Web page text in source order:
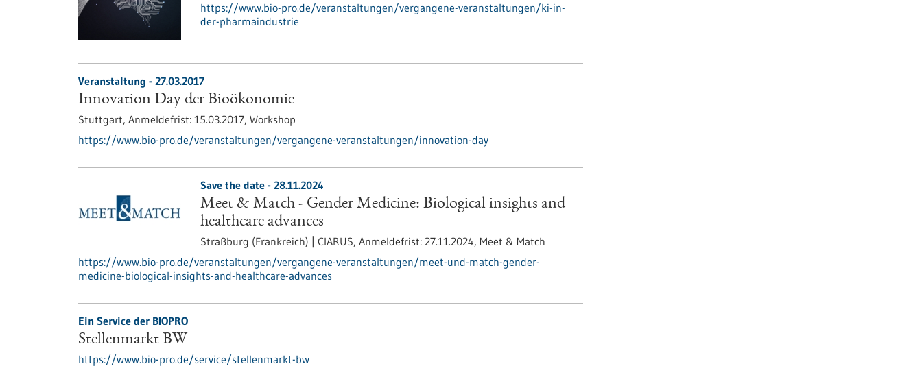
https://www.bio-pro.de/veranstaltungen/vergangene-veranstaltungen/ki-in-
der-pharmaindustrie
Veranstaltung - 27.03.2017
Innovation Day der Bioökonomie
Stuttgart, Anmeldefrist: 15.03.2017, Workshop
https://www.bio-pro.de/veranstaltungen/vergangene-veranstaltungen/innovation-day
Save the date - 28.11.2024
Meet & Match - Gender Medicine: Biological insights and
healthcare advances
Straßburg (Frankreich) | CIARUS, Anmeldefrist: 27.11.2024, Meet & Match
https://www.bio-pro.de/veranstaltungen/vergangene-veranstaltungen/meet-und-match-gender-
medicine-biological-insights-and-healthcare-advances
Ein Service der BIOPRO
Stellenmarkt BW
https://www.bio-pro.de/service/stellenmarkt-bw